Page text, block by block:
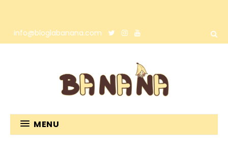
info@bloglabanana.com
MENU